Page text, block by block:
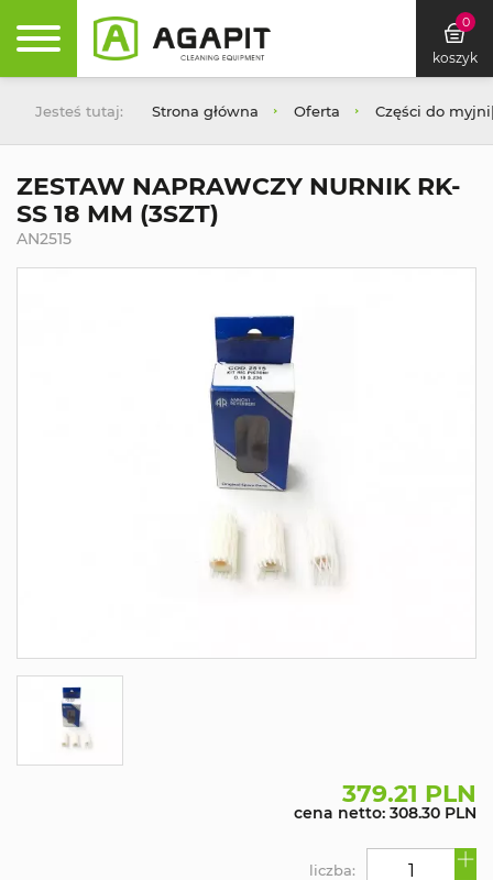
0
koszyk
Jesteś tutaj: Strona główna Oferta Części do
ZESTAW NAPRAWCZY NURNIK RK-
SS 18 MM (3SZT)
AN2515
379.21 PLN
cena netto: 308.30 PLN
liczba: